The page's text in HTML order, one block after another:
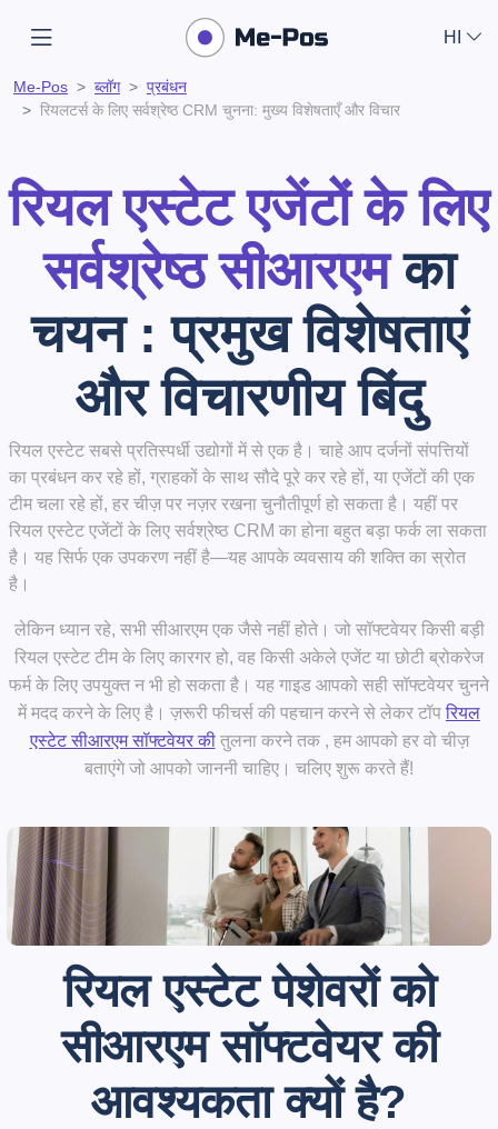
HI
Me-Pos ब्लॉग
प्रबंधन
रियलटर्स के लिए सर्वश्रेष्ठ CRM चुनना: मुख्य विशेषताएँ और विचार
रियल एस्टेट एजेंटों के लिए
सर्वश्रेष्ठ सीआरएमका
चयन : प्रमुख विशेषताएं
और विचारणीय बिंदु
रियल एस्टेट सबसे प्रतिस्पर्धी उद्योगों में से एक है। चाहे आप दर्जनों संपत्तियों
का प्रबंधन कर रहे हों, ग्राहकों के साथ सौदे पूरे कर रहे हों, या एजेंटों की एक
टीम चला रहे हों, हर चीज़ पर नज़र रखना चुनौतीपूर्ण हो सकता है। यहीं पर
रियल एस्टेट एजेंटों के लिए सर्वश्रेष्ठ CRM का होना बहुत बड़ा फर्क ला सकता
है। यह सिर्फ एक उपकरण नहीं है—यह आपके व्यवसाय की शक्ति का स्रोत
है।
लेकिन ध्यान रहे, सभी सीआरएम एक जैसे नहीं होते। जो सॉफ्टवेयर किसी बड़ी
रियल एस्टेट टीम के लिए कारगर हो, वह किसी अकेले एजेंट या छोटी ब्रोकरेज
फर्म के लिए उपयुक्त न भी हो सकता है। यह गाइड आपको सही सॉफ्टवेयर चुनने
में मदद करने के लिए है। ज़रूरी फीचर्स की पहचान करने से लेकर टॉप रियल
एस्टेट सीआरएम सॉफ्टवेयर कीतुलना करने तक , हम आपको हर वो चीज़
बताएंगे जो आपको जाननी चाहिए। चलिए शुरू करते हैं!
रियल एस्टेट पेशेवरों को
सीआरएम सॉफ्टवेयर की
आवश्यकता क्यों है?